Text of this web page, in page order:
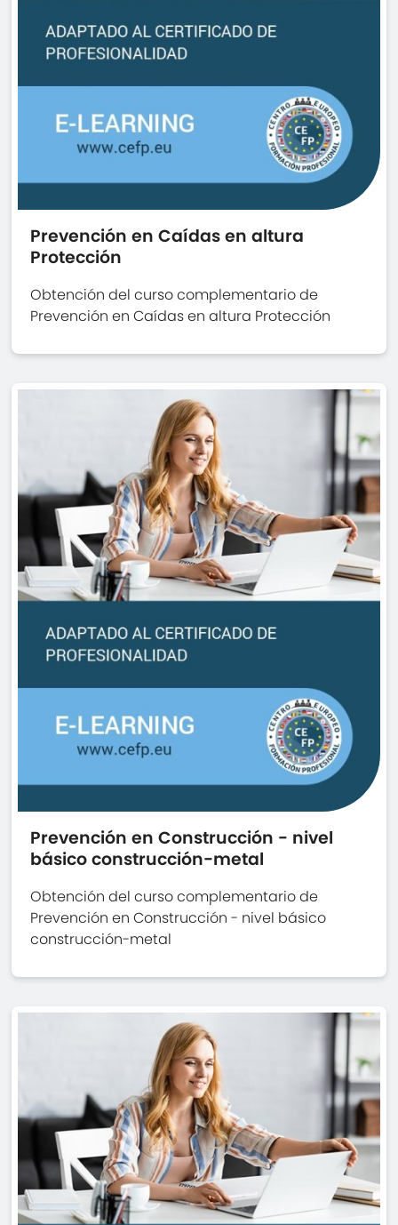
Prevención en Caídas en altura
Protección
Obtención del curso complementario de
Prevención en Caídas en altura Protección
Prevención en Construcción - nivel
básico construcción-metal
Obtención del curso complementario de
Prevención en Construcción - nivel básico
construcción-metal